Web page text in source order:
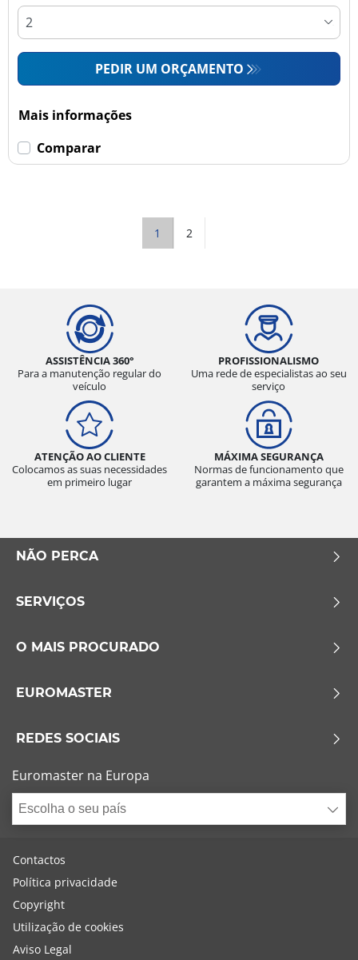
PEDIR UM ORÇAMENTO
Mais informações
Comparar
1 2
ASSISTÊNCIA 360°
Para a manutenção regular do
veículo
PROFISSIONALISMO
Uma rede de especialistas ao seu
serviço
ATENÇÃO AO CLIENTE
Colocamos as suas necessidades
em primeiro lugar
MÁXIMA SEGURANÇA
Normas de funcionamento que
garantem a máxima segurança
NÃO PERCA
SERVIÇOS
O MAIS PROCURADO
EUROMASTER
REDES SOCIAIS
Euromaster na Europa
Escolha o seu país
Contactos
Política privacidade
Copyright
Utilização de cookies
Aviso Legal